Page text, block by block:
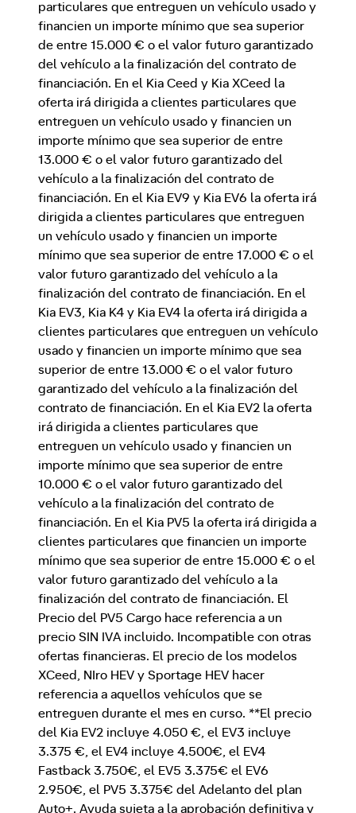
particulares que entreguen un vehículo usado y
financien un importe mínimo que sea superior
de entre 15.000 € o el valor futuro garantizado
del vehículo a la finalización del contrato de
financiación. En el Kia Ceed y Kia XCeed la
oferta irá dirigida a clientes particulares que
entreguen un vehículo usado y financien un
importe mínimo que sea superior de entre
13.000 € o el valor futuro garantizado del
vehículo a la finalización del contrato de
financiación. En el Kia EV9 y Kia EV6 la oferta irá
dirigida a clientes particulares que entreguen
un vehículo usado y financien un importe
mínimo que sea superior de entre 17.000 € o el
valor futuro garantizado del vehículo a la
finalización del contrato de financiación. En el
Kia EV3, Kia K4 y Kia EV4 la oferta irá dirigida a
clientes particulares que entreguen un vehículo
usado y financien un importe mínimo que sea
superior de entre 13.000 € o el valor futuro
garantizado del vehículo a la finalización del
contrato de financiación. En el Kia EV2 la oferta
irá dirigida a clientes particulares que
entreguen un vehículo usado y financien un
importe mínimo que sea superior de entre
10.000 € o el valor futuro garantizado del
vehículo a la finalización del contrato de
financiación. En el Kia PV5 la oferta irá dirigida a
clientes particulares que financien un importe
mínimo que sea superior de entre 15.000 € o el
valor futuro garantizado del vehículo a la
finalización del contrato de financiación. El
Precio del PV5 Cargo hace referencia a un
precio SIN IVA incluido. Incompatible con otras
ofertas financieras. El precio de los modelos
XCeed, NIro HEV y Sportage HEV hacer
referencia a aquellos vehículos que se
entreguen durante el mes en curso. **El precio
del Kia EV2 incluye 4.050 €, el EV3 incluye
3.375 €, el EV4 incluye 4.500€, el EV4
Fastback 3.750€, el EV5 3.375€ el EV6
2.950€, el PV5 3.375€ del Adelanto del plan
Auto+. Ayuda sujeta a la aprobación definitiva y